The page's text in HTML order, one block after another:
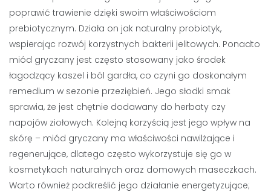
poprawić trawienie dzięki swoim właściwościom
prebiotycznym. Działa on jak naturalny probiotyk,
wspierając rozwój korzystnych bakterii jelitowych. Ponadto
miód gryczany jest często stosowany jako środek
łagodzący kaszel i ból gardła, co czyni go doskonałym
remedium w sezonie przeziębień. Jego słodki smak
sprawia, że jest chętnie dodawany do herbaty czy
napojów ziołowych. Kolejną korzyścią jest jego wpływ na
skórę – miód gryczany ma właściwości nawilżające i
regenerujące, dlatego często wykorzystuje się go w
kosmetykach naturalnych oraz domowych maseczkach.
Warto również podkreślić jego działanie energetyzujące;